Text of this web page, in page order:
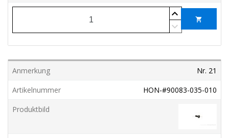
shopping_cart
Nr. 21
HON-#90083-035-010